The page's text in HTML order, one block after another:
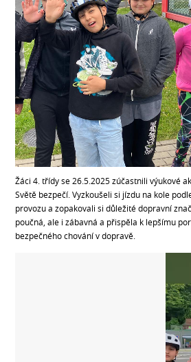
Žáci 4. třídy se 26.5.2025 zúčastnili výukové
Světě bezpečí. Vyzkoušeli si jízdu na kole
provozu a zopakovali si důležité dopravní
poučná, ale i zábavná a přispěla k lepšímu
bezpečného chování v dopravě.